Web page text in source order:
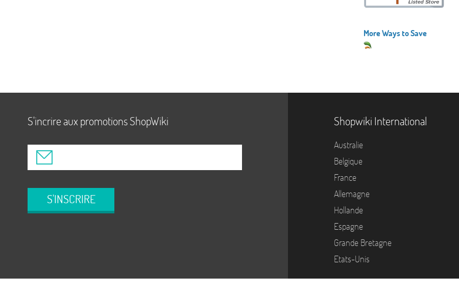
More Ways to Save
S'incrire aux promotions ShopWiki
S'INSCRIRE
Shopwiki International
Australie
Belgique
France
Allemagne
Hollande
Espagne
Grande Bretagne
Etats-Unis